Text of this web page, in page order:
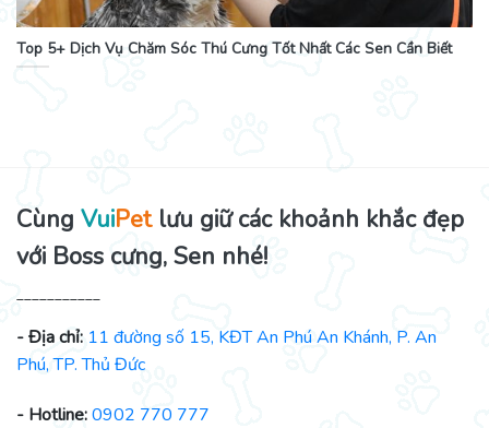
Top 5+ Dịch Vụ Chăm Sóc Thú Cưng Tốt Nhất Các Sen Cần Biết
Cùng VuiPetlưu giữ các khoảnh khắc đẹp
với Boss cưng, Sen nhé!
- Địa chỉ: 11 đường số 15, KĐT An Phú An Khánh, P. An
Phú, TP. Thủ Đức
- Hotline:0902 770 777